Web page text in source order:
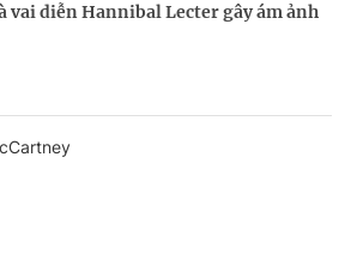
vai diễn Hannibal Lecter gây ám ảnh